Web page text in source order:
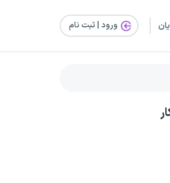
ورود | ثبت‌ نام